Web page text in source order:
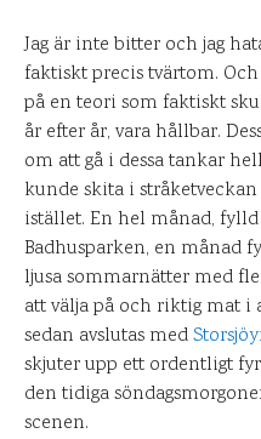
Jag är inte bitter och jag
faktiskt precis tvärtom.
på en teori som faktiskt
år efter år, vara hållbar.
om att gå i dessa tankar
kunde skita i
istället. En hel månad,
Badhusparken, en månad
ljusa sommarnätter med
att välja på och riktig mat i
sedan avslutas med
skjuter upp ett ordentligt
den tidiga
scenen.